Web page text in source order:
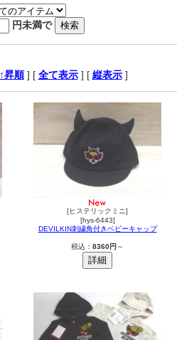
円未満で
↑昇順 ] [ 全て表示 ] [ 縦表示 ]
[ヒステリックミニ]
[hys-6443]
DEVILKIN刺繍角付きベビーキャップ
税込： 8360円 ～